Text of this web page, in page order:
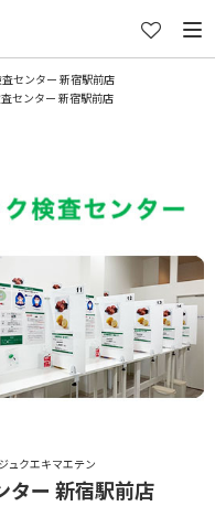
センター 新宿駅前店
センター 新宿駅前店
ュクエキマエテン
ター 新宿駅前店